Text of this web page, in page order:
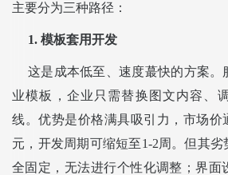
主要分为三种路径：
1. 模板套用开发
这是成本低至、速度蕞快的方案。
业模板，企业只需替换图文内容、
线。优势是价格满具吸引力，市场价
元，开发周期可缩短至1-2周。但其
全固定，无法进行个性化调整；界面